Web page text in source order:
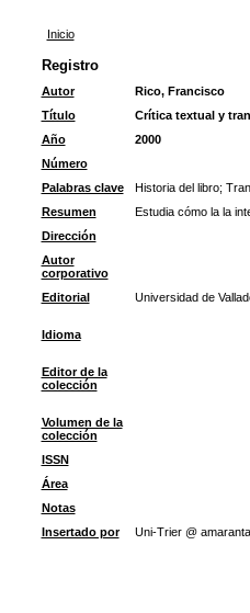
Inicio
Registro
Autor
Rico, Francisco
Título
Crítica textual y
Año
2000
Número
Palabras clave
Historia del libro;
Resumen
Estudia cómo la la
Dirección
Autor
corporativo
Editorial
Universidad de
Idioma
Editor de la
colección
Volumen de la
colección
ISSN
Área
Notas
Insertado por
Uni-Trier @